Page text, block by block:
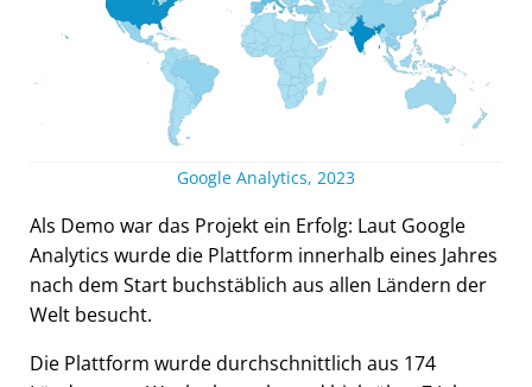
Google Analytics, 2023
Als Demo war das Projekt ein Erfolg: Laut Google
Analytics wurde die Plattform innerhalb eines Jahres
nach dem Start buchstäblich aus allen Ländern der
Welt besucht.
Die Plattform wurde durchschnittlich aus 174